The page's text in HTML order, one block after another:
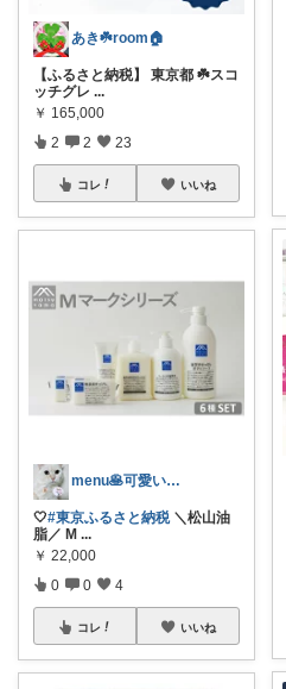
あき☘️room🏠
【ふるさと納税】 東京都 ☘️スコ
ッチグレ ...
￥ 165,000
2 2 23
コレ いいね
menu🥞可愛い🌼美味しい🍴便利☘
🤍#東京ふるさと納税＼松山油
脂／ M ...
￥ 22,000
0 0 4
コレ いいね